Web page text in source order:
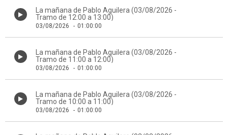
La mañana de Pablo Aguilera (03/08/2026 -
Tramo de 12:00 a 13:00)
03/08/2026 - 01:00:00
La mañana de Pablo Aguilera (03/08/2026 -
Tramo de 11:00 a 12:00)
03/08/2026 - 01:00:00
La mañana de Pablo Aguilera (03/08/2026 -
Tramo de 10:00 a 11:00)
03/08/2026 - 01:00:00